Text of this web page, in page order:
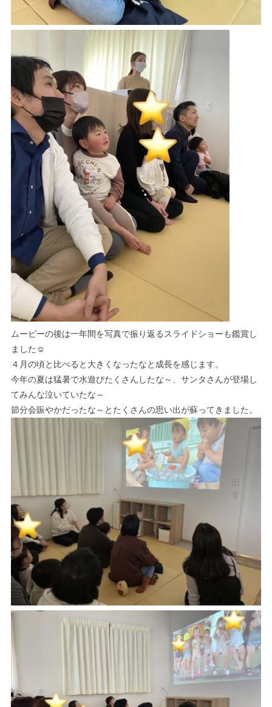
ムービーの後は一年間を写真で振り返るスライドショーも鑑賞し
ました☺
４月の頃と比べると大きくなったなと成長を感じます。
今年の夏は猛暑で水遊びたくさんしたな～、サンタさんが登場し
てみんな泣いていたな～
節分会賑やかだったな～とたくさんの思い出が蘇ってきました。